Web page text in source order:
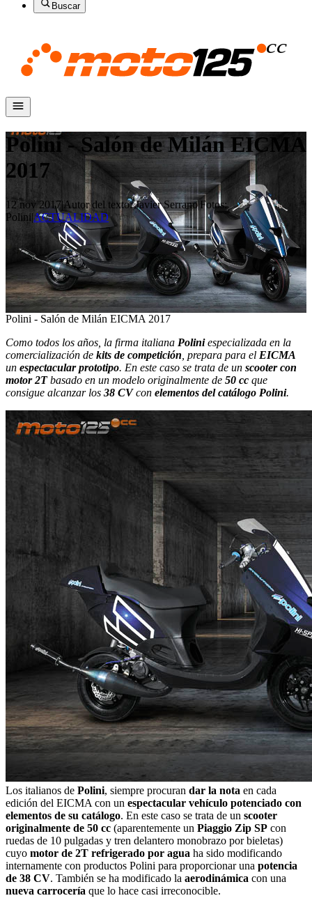
Buscar
Polini - Salón de Milán EICMA
2017
12 nov 2017|Autor del texto: Javier Serrano|Fotos:
Polini|ACTUALIDAD
Polini - Salón de Milán EICMA 2017
Como todos los años, la firma italiana Poliniespecializada en la
comercialización de kits de competición, prepara para el EICMA
un espectacular prototipo. En este caso se trata de un scooter con
motor 2Tbasado en un modelo originalmente de 50 cc que
consigue alcanzar los 38 CVcon elementos del catálogo Polini.
Los italianos de Polini, siempre procuran dar la nota en cada
edición del EICMA con un espectacular vehículo potenciado con
elementos de su catálogo. En este caso se trata de un scooter
originalmente de 50 cc (aparentemente un Piaggio Zip SP con
ruedas de 10 pulgadas y tren delantero monobrazo por bieletas)
cuyo motor de 2T refrigerado por agua ha sido modificando
internamente con productos Polini para proporcionar una potencia
de 38 CV. También se ha modificado la aerodinámica con una
nueva carrocería que lo hace casi irreconocible.